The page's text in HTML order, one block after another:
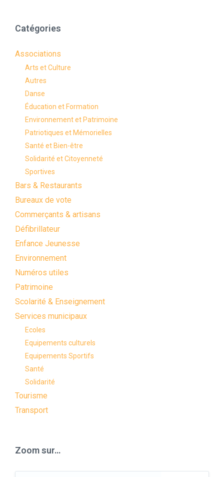
Catégories
Associations
Arts et Culture
Autres
Danse
Éducation et Formation
Environnement et Patrimoine
Patriotiques et Mémorielles
Santé et Bien-être
Solidarité et Citoyenneté
Sportives
Bars & Restaurants
Bureaux de vote
Commerçants & artisans
Défibrillateur
Enfance Jeunesse
Environnement
Numéros utiles
Patrimoine
Scolarité & Enseignement
Services municipaux
Ecoles
Equipements culturels
Equipements Sportifs
Santé
Solidarité
Tourisme
Transport
Zoom sur…